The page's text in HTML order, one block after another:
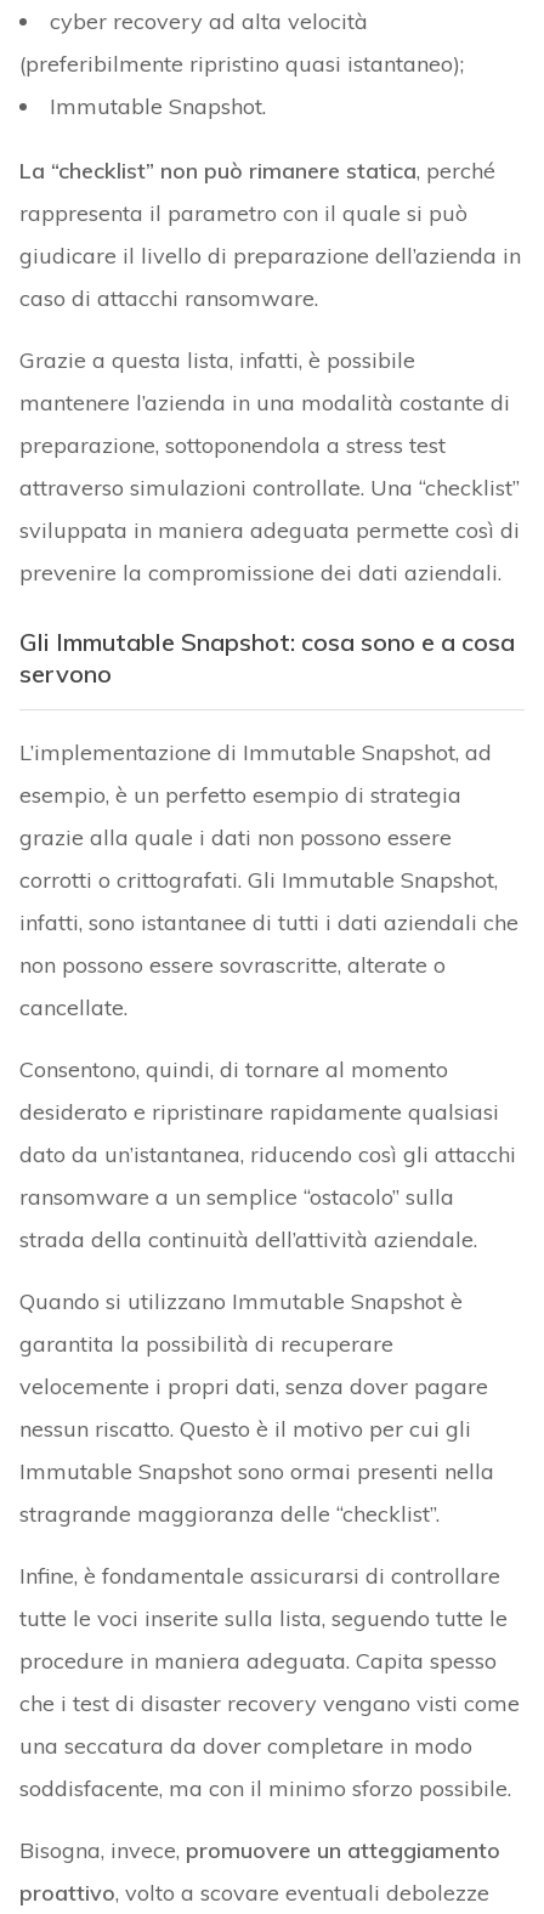
cyber recovery ad alta velocità
(preferibilmente ripristino quasi istantaneo);
Immutable Snapshot.
La “checklist” non può rimanere statica, perché
rappresenta il parametro con il quale si può
giudicare il livello di preparazione dell’azienda in
caso di attacchi ransomware.
Grazie a questa lista, infatti, è possibile
mantenere l’azienda in una modalità costante di
preparazione, sottoponendola a stress test
attraverso simulazioni controllate. Una “checklist”
sviluppata in maniera adeguata permette così di
prevenire la compromissione dei dati aziendali.
Gli Immutable Snapshot: cosa sono e a cosa
servono
L’implementazione di Immutable Snapshot, ad
esempio, è un perfetto esempio di strategia
grazie alla quale i dati non possono essere
corrotti o crittografati. Gli Immutable Snapshot,
infatti, sono istantanee di tutti i dati aziendali che
non possono essere sovrascritte, alterate o
cancellate.
Consentono, quindi, di tornare al momento
desiderato e ripristinare rapidamente qualsiasi
dato da un’istantanea, riducendo così gli attacchi
ransomware a un semplice “ostacolo” sulla
strada della continuità dell’attività aziendale.
Quando si utilizzano Immutable Snapshot è
garantita la possibilità di recuperare
velocemente i propri dati, senza dover pagare
nessun riscatto. Questo è il motivo per cui gli
Immutable Snapshot sono ormai presenti nella
stragrande maggioranza delle “checklist”.
Infine, è fondamentale assicurarsi di controllare
tutte le voci inserite sulla lista, seguendo tutte le
procedure in maniera adeguata. Capita spesso
che i test di disaster recovery vengano visti come
una seccatura da dover completare in modo
soddisfacente, ma con il minimo sforzo possibile.
Bisogna, invece, promuovere un atteggiamento
proattivo, volto a scovare eventuali debolezze